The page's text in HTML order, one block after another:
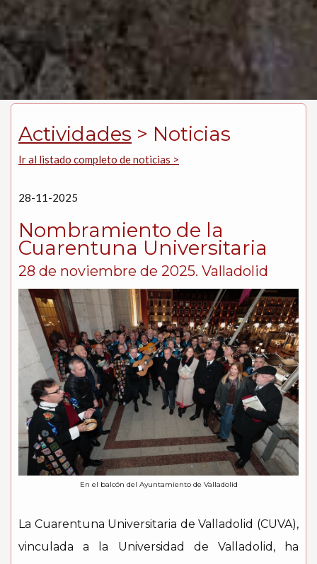
Actividades > Noticias
Ir al listado completo de noticias >
28-11-2025
Nombramiento de la
Cuarentuna Universitaria
28 de noviembre de 2025. Valladolid
En el balcón del Ayuntamiento de Valladolid
La Cuarentuna Universitaria de Valladolid (CUVA),
vinculada a la Universidad de Valladolid, ha